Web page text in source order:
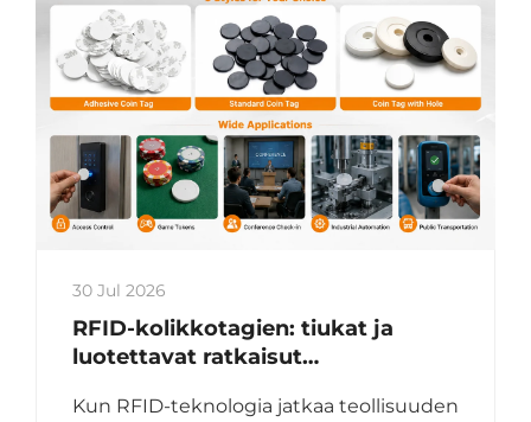
30 Jul 2026
RFID-kolikkotagien: tiukat ja
luotettavat ratkaisut
pääsynvalvontaan ja varallisuuden
Kun RFID-teknologia jatkaa teollisuuden